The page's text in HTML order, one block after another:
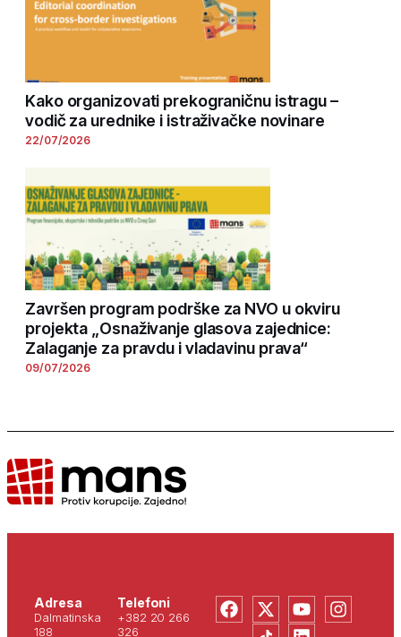
Kako organizovati prekograničnu istragu –
vodič za urednike i istraživačke novinare
22/07/2026
Završen program podrške za NVO u okviru
projekta „Osnaživanje glasova zajednice:
Zalaganje za pravdu i vladavinu prava“
09/07/2026
Adresa
Dalmatinska
188
Telefoni
+382 20 266
326